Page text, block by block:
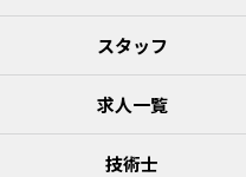
スタッフ
求人一覧
技術士